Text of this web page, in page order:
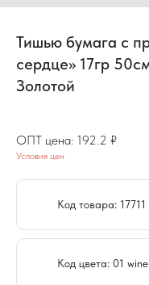
Тишью бумага с
сердце» 17гр
Золотой
192.2 ₽
Условия цен
Код товара: 17711
Код цвета: 01